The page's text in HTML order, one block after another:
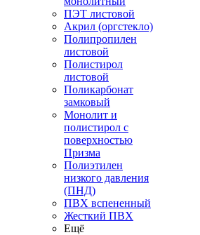
ПЭТ листовой
Акрил (оргстекло)
Полипропилен
листовой
Полистирол
листовой
Поликарбонат
замковый
Монолит и
полистирол с
поверхностью
Призма
Полиэтилен
низкого давления
(ПНД)
ПВХ вспененный
Жесткий ПВХ
Ещё